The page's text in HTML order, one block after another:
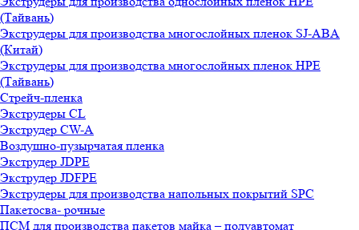
(Тайвань)
Экструдеры для производства многослойных пленок SJ-ABA
(Китай)
Экструдеры для производства многослойных пленок HPE
(Тайвань)
Стрейч-пленка
Экструдеры CL
Экструдер CW-A
Воздушно-пузырчатая пленка
Экструдер JDPE
Экструдер JDFPE
Экструдеры для производства напольных покрытий SPC
Пакетосва- рочные
ПСМ для производства пакетов майка – полуавтомат